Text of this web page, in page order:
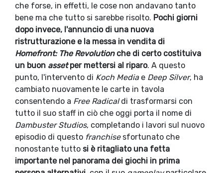
che forse, in effetti, le cose non andavano tanto
bene ma che tutto si sarebbe risolto. Pochi giorni
dopo invece, l'annuncio di una nuova
ristrutturazione e la messa in vendita di
Homefront: The Revolutionche di certo costituiva
un buon assetper mettersi al riparo. A questo
punto, l'intervento di Koch Media e Deep Silver, ha
cambiato nuovamente le carte in tavola
consentendo a Free Radicaldi trasformarsi con
tutto il suo staff in ciò che oggi porta il nome di
Dambuster Studios, completando i lavori sul nuovo
episodio di questo franchisesfortunato che
nonostante tutto si è ritagliato una fetta
importante nel panorama dei giochi in prima